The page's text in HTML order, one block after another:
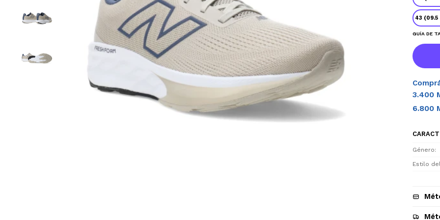
43 (09.5
GUÍA DE
3.400
6.800
Género
Estilo